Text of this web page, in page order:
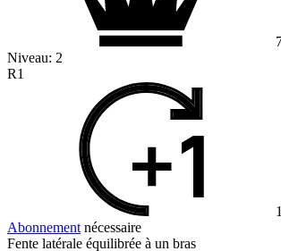
Niveau: 2
R1
Abonnement nécessaire
Fente latérale équilibrée à un bras